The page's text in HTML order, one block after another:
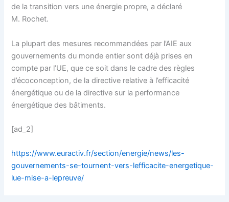
de la transition vers une énergie propre, a déclaré
M. Rochet.
La plupart des mesures recommandées par l’AIE aux
gouvernements du monde entier sont déjà prises en
compte par l’UE, que ce soit dans le cadre des règles
d’écoconception, de la directive relative à l’efficacité
énergétique ou de la directive sur la performance
énergétique des bâtiments.
[ad_2]
https://www.euractiv.fr/section/energie/news/les-
gouvernements-se-tournent-vers-lefficacite-energetique-
lue-mise-a-lepreuve/